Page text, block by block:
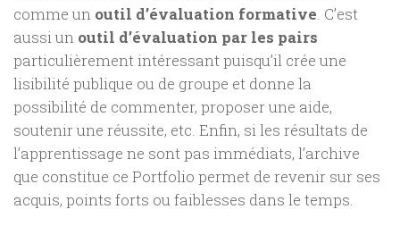
comme un outil d’évaluation formative. C’est
aussi un outil d’évaluation par les pairs
particulièrement intéressant puisqu’il crée une
lisibilité publique ou de groupe et donne la
possibilité de commenter, proposer une aide,
soutenir une réussite, etc. Enfin, si les résultats de
l’apprentissage ne sont pas immédiats, l’archive
que constitue ce Portfolio permet de revenir sur ses
acquis, points forts ou faiblesses dans le temps.